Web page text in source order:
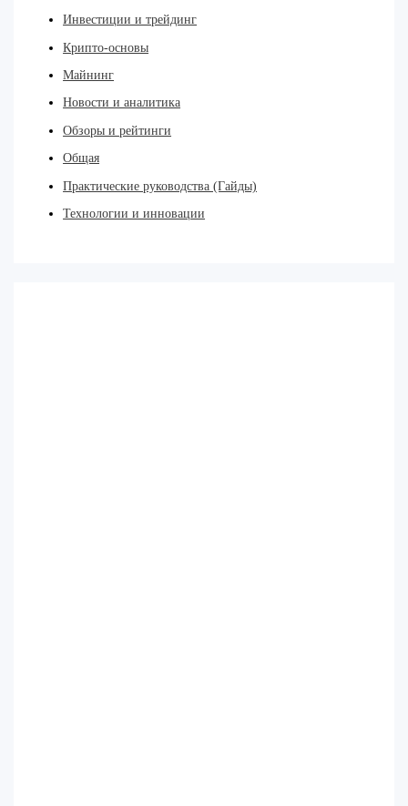
Инвестиции и трейдинг
Крипто-основы
Майнинг
Новости и аналитика
Обзоры и рейтинги
Общая
Практические руководства (Гайды)
Технологии и инновации